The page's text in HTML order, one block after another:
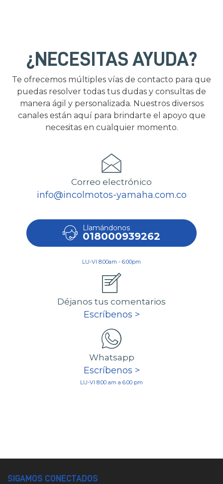
¿NECESITAS AYUDA?
Te ofrecemos múltiples vías de contacto para que
puedas resolver todas tus dudas y consultas de
manera ágil y personalizada. Nuestros diversos
canales están aquí para brindarte el apoyo que
necesitas en cualquier momento.
Correo electrónico
info@incolmotos-yamaha.com.co
Llamándonos
018000939262
LU-VI 8:00am - 6:00pm
Déjanos tus comentarios
Escríbenos >
Whatsapp
Escríbenos >
LU-VI 8:00 am a 6:00 pm
SIGAMOS CONECTADOS